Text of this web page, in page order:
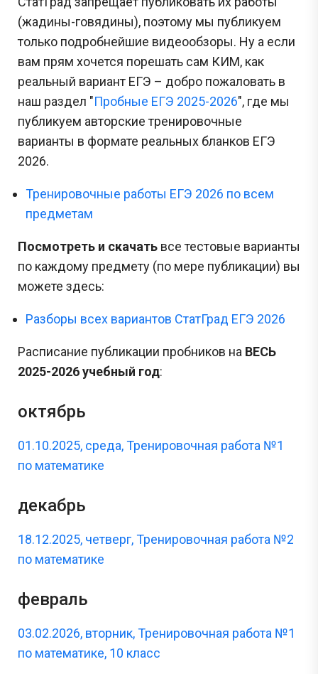
(жадины-говядины), поэтому мы публикуем
только подробнейшие видеообзоры. Ну а если
вам прям хочется порешать сам КИМ, как
реальный вариант ЕГЭ – добро пожаловать в
наш раздел "Пробные ЕГЭ 2025-2026", где мы
публикуем авторские тренировочные
варианты в формате реальных бланков ЕГЭ
2026.
Тренировочные работы ЕГЭ 2026 по всем
предметам
Посмотреть и скачать все тестовые варианты
по каждому предмету (по мере публикации) вы
можете здесь:
Разборы всех вариантов СтатГрад ЕГЭ 2026
Расписание публикации пробников на ВЕСЬ
2025-2026 учебный год:
октябрь
01.10.2025, среда, Тренировочная работа №1
по математике
декабрь
18.12.2025, четверг, Тренировочная работа №2
по математике
февраль
03.02.2026, вторник, Тренировочная работа №1
по математике, 10 класс